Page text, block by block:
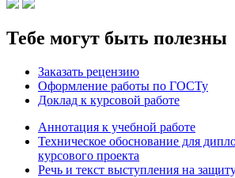
Тебе могут быть полезны
Заказать рецензию
Оформление работы по ГОСТу
Доклад к курсовой работе
Аннотация к учебной работе
Техническое обоснование для
курсового проекта
Речь и текст выступления на